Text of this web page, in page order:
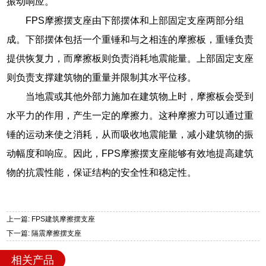
FPS摩擦摆支座由下部摆体和上部固定支座两部分组
成。下部摆体包括一个重锤和与之相连的摩擦板，重锤负责
提供恢复力，而摩擦板则负责消耗地震能量。上部固定支座
则负责支撑建筑物的重量并限制其水平位移。
当地震或其他外部力施加在建筑物上时，摩擦板会受到
水平力的作用，产生一定的摩擦力。这种摩擦力可以通过重
锤的运动来使之消耗，从而吸收地震能量，减小建筑物的振
动幅度和响应。因此，FPS摩擦摆支座能够有效地提高建筑
物的抗震性能，保证结构的安全性和稳定性。
上一篇: FPS建筑摩擦摆支座
下一篇: 隔震摩擦摆支座
相关产品